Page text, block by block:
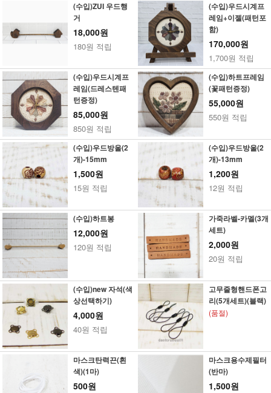
(수입)ZUI 우드행
거
18,000원
180원 적립
(수입)우드시계프
레임+이젤(패턴포
함)
170,000원
1,700원 적립
(수입)우드시계프
레임(드레스텐패
턴증정)
85,000원
850원 적립
(수입)하트프레임
(꽃패턴증정)
55,000원
550원 적립
(수입)우드방울(2
개)-15mm
1,500원
15원 적립
(수입)우드방울(2
개)-13mm
1,200원
12원 적립
(수입)하트봉
12,000원
120원 적립
가죽라벨-카멜(3개
세트)
2,000원
20원 적립
(수입)new 자석(색
상선택하기)
4,000원
40원 적립
고무줄형핸드폰고
리(5개세트)(블랙)
(품절)
마스크탄력끈(흰
색)(1마)
500원
마스크용수제필터
(반마)
1,500원